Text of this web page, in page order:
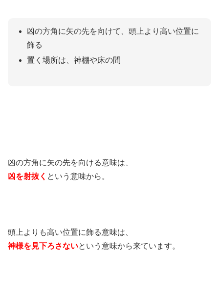
凶の方角に矢の先を向けて、頭上より高い位置に
飾る
置く場所は、神棚や床の間
凶の方角に矢の先を向ける意味は、
凶を射抜く という意味から。
頭上よりも高い位置に飾る意味は、
神様を見下ろさないという意味から来ています。